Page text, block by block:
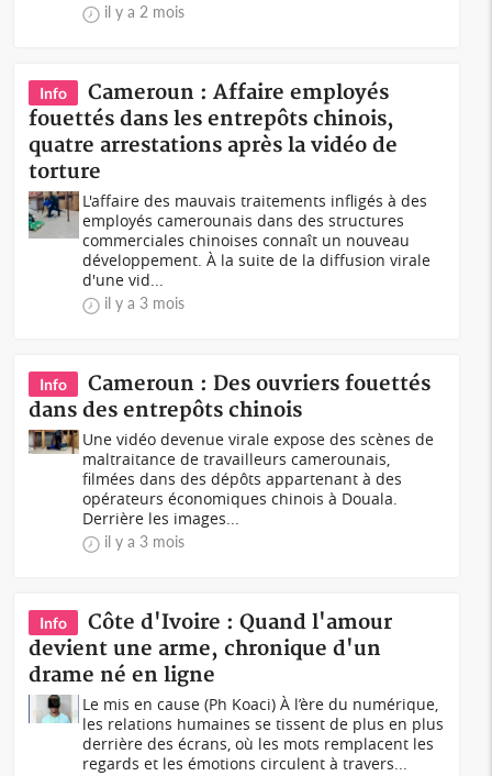
il y a 2 mois
Info
Cameroun : Affaire employés
fouettés dans les entrepôts chinois,
quatre arrestations après la vidéo de
torture
L'affaire des mauvais traitements infligés à des
employés camerounais dans des structures
commerciales chinoises connaît un nouveau
développement. À la suite de la diffusion virale
d'une vid...
il y a 3 mois
Info
Cameroun : Des ouvriers fouettés
dans des entrepôts chinois
Une vidéo devenue virale expose des scènes de
maltraitance de travailleurs camerounais,
filmées dans des dépôts appartenant à des
opérateurs économiques chinois à Douala.
Derrière les images...
il y a 3 mois
Info
Côte d'Ivoire : Quand l'amour
devient une arme, chronique d'un
drame né en ligne
Le mis en cause (Ph Koaci) À l’ère du numérique,
les relations humaines se tissent de plus en plus
derrière des écrans, où les mots remplacent les
regards et les émotions circulent à travers...